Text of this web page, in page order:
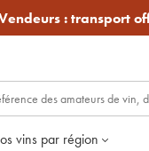
:transport
vins par région